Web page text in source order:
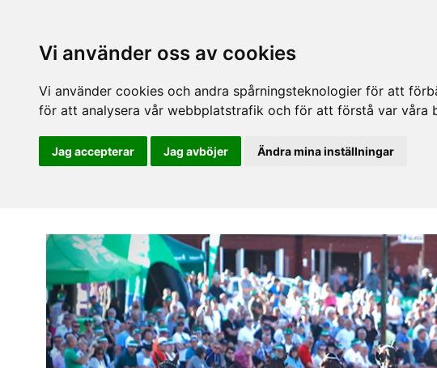
Vi använder oss av cookies
Vi använder cookies och andra spårningsteknologier för att
för att analysera vår webbplatstrafik och för att förstå var våra
Jag accepterar Jag avböjer Ändra mina inställningar